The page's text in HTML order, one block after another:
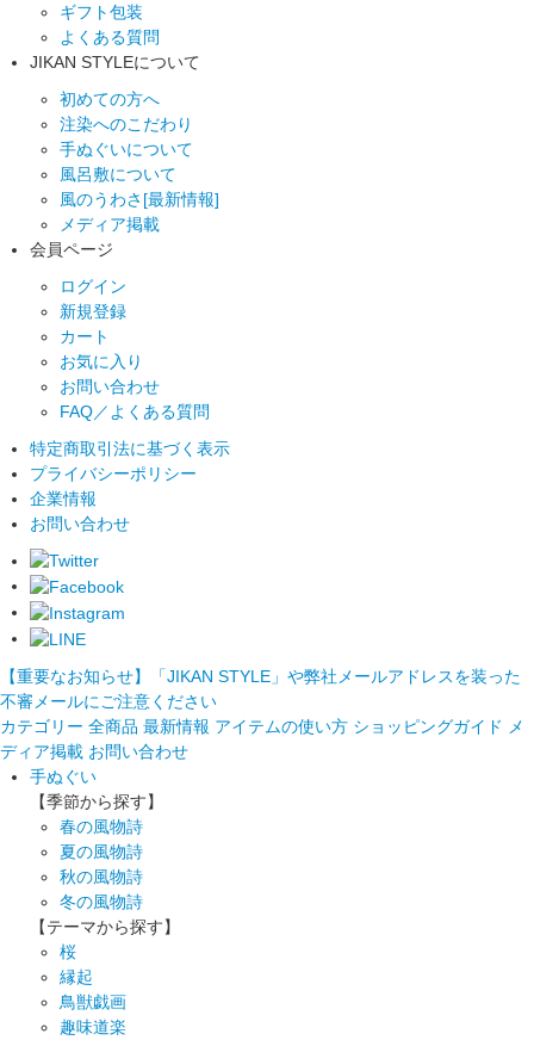
ギフト包装
よくある質問
JIKAN STYLEについて
初めての方へ
注染へのこだわり
手ぬぐいについて
風呂敷について
風のうわさ[最新情報]
メディア掲載
会員ページ
ログイン
新規登録
カート
お気に入り
お問い合わせ
FAQ／よくある質問
特定商取引法に基づく表示
プライバシーポリシー
企業情報
お問い合わせ
【重要なお知らせ】「JIKAN STYLE」や弊社メールアドレスを装った
不審メールにご注意ください
カテゴリー 全商品 最新情報 アイテムの使い方 ショッピングガイド
メ
ディア掲載 お問い合わせ
手ぬぐい
【季節から探す】
春の風物詩
夏の風物詩
秋の風物詩
冬の風物詩
【テーマから探す】
桜
縁起
鳥獣戯画
趣味道楽